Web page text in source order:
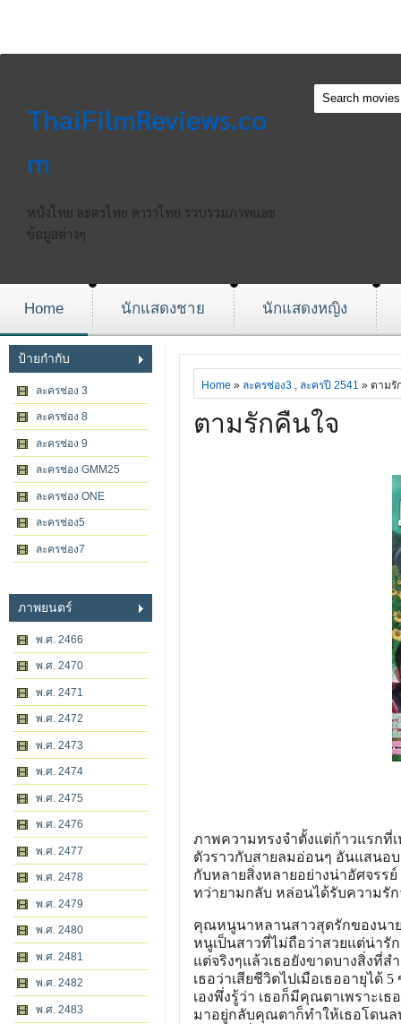
ThaiFilmReviews.co
m
หนังไทย ละครไทย ดาราไทย รวบรวมภาพและ
ข้อมูลต่างๆ
Home นักแสดงชาย นักแสดงหญิง
ป้ายกำกับ
ละครช่อง 3
ละครช่อง 8
ละครช่อง 9
ละครช่อง GMM25
ละครช่อง ONE
ละครช่อง5
ละครช่อง7
ภาพยนตร์
พ.ศ. 2466
พ.ศ. 2470
พ.ศ. 2471
พ.ศ. 2472
พ.ศ. 2473
พ.ศ. 2474
พ.ศ. 2475
พ.ศ. 2476
พ.ศ. 2477
พ.ศ. 2478
พ.ศ. 2479
พ.ศ. 2480
พ.ศ. 2481
พ.ศ. 2482
พ.ศ. 2483
Home » ละครช่อง3 , ละครปี 2541 » ตามรั
ตามรักคืนใจ
ภาพความทรงจำตั้งแต่ก้าวแรกที่
ตัวราวกับสายลมอ่อนๆ อันแสนอ
กับหลายสิ่งหลายอย่างน่าอัศจรร
ทว่ายามกลับ หล่อนได้รับความรั
คุณหนูนาหลานสาวสุดรักของนา
หนูเป็นสาวที่ไม่ถือว่าสวยแต่น่ารั
แต่จริงๆแล้วเธอยังขาดบางสิ่ง
เธอว่าเสียชีวิตไปเมือเธออายุไ
เองพึ่งรู้ว่า เธอก็มีคุณตาเพราะ
มาอยู่กลับคุณตาก็ทำให้เธอโดน